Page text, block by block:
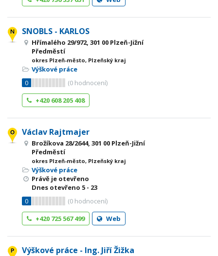
SNOBLS - KARLOS
Hřímalého 29/972, 301 00 Plzeň-Jižní
Předměstí
okres Plzeň-město, Plzeňský kraj
Výškové práce
0
(0 hodnocení)
+420 608 205 408
Václav Rajtmajer
Brožíkova 28/2644, 301 00 Plzeň-Jižní
Předměstí
okres Plzeň-město, Plzeňský kraj
Výškové práce
Právě je otevřeno
Dnes otevřeno 5 - 23
0
(0 hodnocení)
+420 725 567 499
Web
Výškové práce - Ing. Jiří Žižka